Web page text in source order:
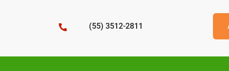
(55) 3512-2811